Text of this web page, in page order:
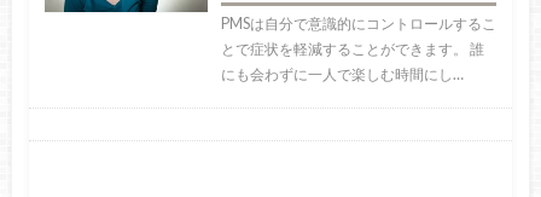
PMSは自分で意識的にコントロールするこ
とで症状を軽減することができます。 誰
にも会わずに一人で楽しむ時間にし…